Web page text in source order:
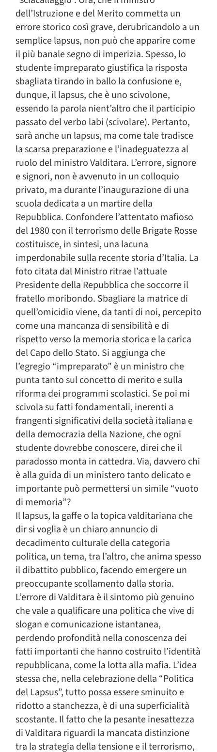
dell’Istruzione e del Merito commetta un
errore storico così grave, derubricandolo a un
semplice lapsus, non può che apparire come
il più banale segno di imperizia. Spesso, lo
studente impreparato giustifica la risposta
sbagliata tirando in ballo la confusione e,
dunque, il lapsus, che è uno scivolone,
essendo la parola nient’altro che il participio
passato del verbo labi (scivolare). Pertanto,
sarà anche un lapsus, ma come tale tradisce
la scarsa preparazione e l’inadeguatezza al
ruolo del ministro Valditara. L’errore, signore
e signori, non è avvenuto in un colloquio
privato, ma durante l’inaugurazione di una
scuola dedicata a un martire della
Repubblica. Confondere l’attentato mafioso
del 1980 con il terrorismo delle Brigate Rosse
costituisce, in sintesi, una lacuna
imperdonabile sulla recente storia d’Italia. La
foto citata dal Ministro ritrae l’attuale
Presidente della Repubblica che soccorre il
fratello moribondo. Sbagliare la matrice di
quell’omicidio viene, da tanti di noi, percepito
come una mancanza di sensibilità e di
rispetto verso la memoria storica e la carica
del Capo dello Stato. Si aggiunga che
l’egregio “impreparato” è un ministro che
punta tanto sul concetto di merito e sulla
riforma dei programmi scolastici. Se poi mi
scivola su fatti fondamentali, inerenti a
frangenti significativi della società italiana e
della democrazia della Nazione, che ogni
studente dovrebbe conoscere, direi che il
paradosso monta in cattedra. Via, davvero chi
è alla guida di un ministero tanto delicato e
importante può permettersi un simile “vuoto
di memoria”?
Il lapsus, la gaffe o la topica valditariana che
dir si voglia è un chiaro annuncio di
decadimento culturale della categoria
politica, un tema, tra l’altro, che anima spesso
il dibattito pubblico, facendo emergere un
preoccupante scollamento dalla storia.
L’errore di Valditara è il sintomo più genuino
che vale a qualificare una politica che vive di
slogan e comunicazione istantanea,
perdendo profondità nella conoscenza dei
fatti importanti che hanno costruito l’identità
repubblicana, come la lotta alla mafia. L’idea
stessa che, nella celebrazione della “Politica
del Lapsus”, tutto possa essere sminuito e
ridotto a stanchezza, è di una superficialità
scostante. Il fatto che la pesante inesattezza
di Valditara riguardi la mancata distinzione
tra la strategia della tensione e il terrorismo,